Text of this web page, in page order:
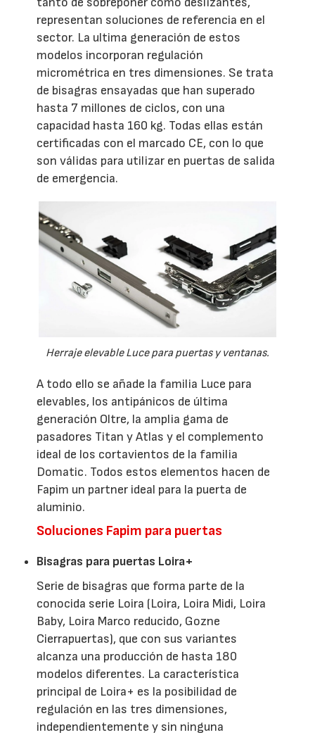
representan soluciones de referencia en el
sector. La ultima generación de estos
modelos incorporan regulación
micrométrica en tres dimensiones. Se trata
de bisagras ensayadas que han superado
hasta 7 millones de ciclos, con una
capacidad hasta 160 kg. Todas ellas están
certificadas con el marcado CE, con lo que
son válidas para utilizar en puertas de salida
de emergencia.
Herraje elevable Luce para puertas y ventanas.
A todo ello se añade la familia Luce para
elevables, los antipánicos de última
generación Oltre, la amplia gama de
pasadores Titan y Atlas y el complemento
ideal de los cortavientos de la familia
Domatic. Todos estos elementos hacen de
Fapim un partner ideal para la puerta de
aluminio.
Soluciones Fapim para puertas
Bisagras para puertas Loira+
Serie de bisagras que forma parte de la
conocida serie Loira (Loira, Loira Midi, Loira
Baby, Loira Marco reducido, Gozne
Cierrapuertas), que con sus variantes
alcanza una producción de hasta 180
modelos diferentes. La característica
principal de Loira+ es la posibilidad de
regulación en las tres dimensiones,
independientemente y sin ninguna